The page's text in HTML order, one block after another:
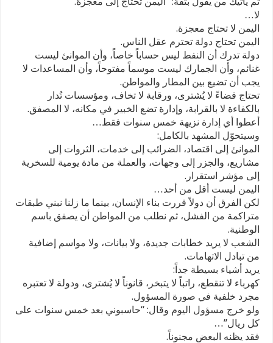
لا…
اليمن لا تحتاج معجزة.
اليمن تحتاج دولة تحترم عقل الناس.
دولة تدرك أن النفط ليس حساباً خاصاً، وأن الموانئ ليست
غنائم، وأن الجمارك ليست موسماً مفتوحاً، وأن المساعدات لا
يجب أن تضيع بين المطار والمواطن.
تحتاج قضاءً لا يُشترى، ورقابة لا تخاف، ومؤسسات تُدار
بالكفاءة لا بالقرابة، وإدارة تضع الخبير في مكانه، لا المصفق.
أعطوا أي إدارة نزيهة خمس سنوات فقط…
وسيتحوّل المشهد بالكامل:
الموانئ إلى اقتصاد، الضرائب إلى خدمات، الثروات إلى
مشاريع، والجزر إلى وجهات، والعملة من مادة يومية للسخرية
إلى مؤشر استقرار.
اليمن ليست أقل من أحد…
لكن الفرق أن دولاً قررت بناء الإنسان، بينما ما زلنا نبني طبقات
متراكمة من الفشل، ثم نطلب من المواطن أن يصفق باسم
الوطنية.
الشعب لا يريد خطابات جديدة، ولا بيانات، ولا مواسم إضافية
من تبادل الاتهامات.
يريد أشياء بسيطة جداً:
كهرباء لا تنقطع، راتباً لا يتبخر، قانوناً لا يُشترى، ودولة لا تعتبره
مجرد خلفية في صورة المسؤول.
ولو خرج مسؤول اليوم وقال: “حاسبوني بعد خمس سنوات على
كل ريال”…
فقد يظنه البعض مجنوناً.